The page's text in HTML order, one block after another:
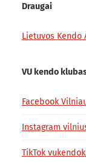
Draugai
Lietuvos Kendo
VU kendo
Facebook
Instagram
TikTok